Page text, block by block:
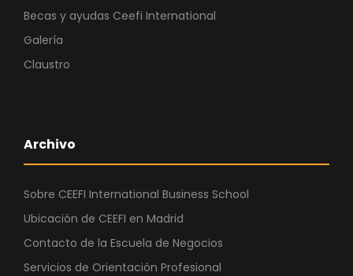
Becas y ayudas Ceefi International
Galería
Claustro
Archivo
Sobre CEEFI International Business School
Ubicación de CEEFI en Madrid
Contacto de la Escuela de Negocios
Servicios de Orientación Profesional